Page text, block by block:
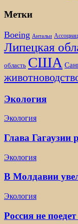
Метки
Boeing Антальи
Липецкая
область США
Экология
Экология
Глава Гагаузии
Экология
В Молдавии
Экология
Россия не